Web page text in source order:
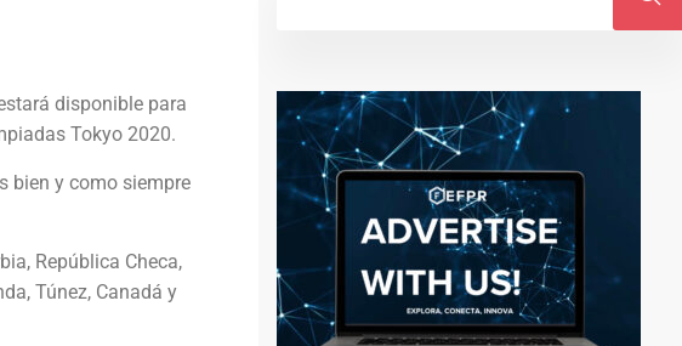
disponible para
Tokyo 2020.
bien y como siempre
República Checa,
Túnez, Canadá y